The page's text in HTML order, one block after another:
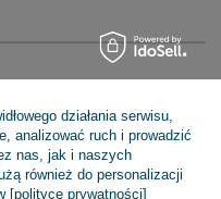
działania serwisu,
analizować ruch i prowadzić
nas, jak i naszych
również do personalizacji
[polityce prywatności]